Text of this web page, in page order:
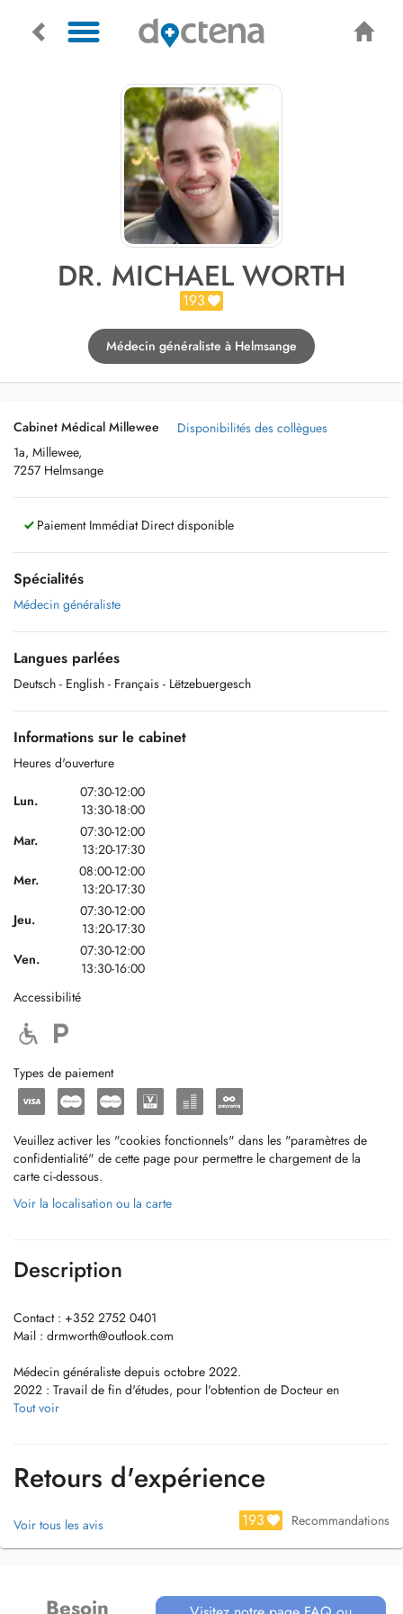
DR. MICHAEL WORTH
193
Médecin généraliste à Helmsange
Cabinet Médical Millewee
1a, Millewee,
7257 Helmsange
Disponibilités des collègues
Paiement Immédiat Direct disponible
Spécialités
Médecin généraliste
Langues parlées
Deutsch - English - Français - Lëtzebuergesch
Informations sur le cabinet
Heures d'ouverture
Lun.
07:30-12:00
13:30-18:00
Mar.
07:30-12:00
13:20-17:30
Mer.
08:00-12:00
13:20-17:30
Jeu.
07:30-12:00
13:20-17:30
Ven.
07:30-12:00
13:30-16:00
Accessibilité
Types de paiement
Veuillez activer les "cookies fonctionnels" dans les "paramètres de
confidentialité" de cette page pour permettre le chargement de la
carte ci-dessous.
Voir la localisation ou la carte
Description
Contact : +352 2752 0401
Mail : drmworth@outlook.com
Médecin généraliste depuis octobre 2022.
2022 : Travail de fin d'études, pour l'obtention de Docteur en
médecine, sur la création d'une prescription pour promouvoir l'activité
l'Université du Luxembourg
2013 - 2019: Etudes de médecine à l'Université Catholique de Louvain
Actif en tant que membre du comité de l'ALFORMEC (Association
Luxembourgeoise pour la Formation Médicale Continue) de 2020-
Intérêts personnels et loisirs: Natation, photographie, lecture & voyage.
Tout voir
Retours d'expérience
Voir tous les avis 193 Recommandations
Besoin